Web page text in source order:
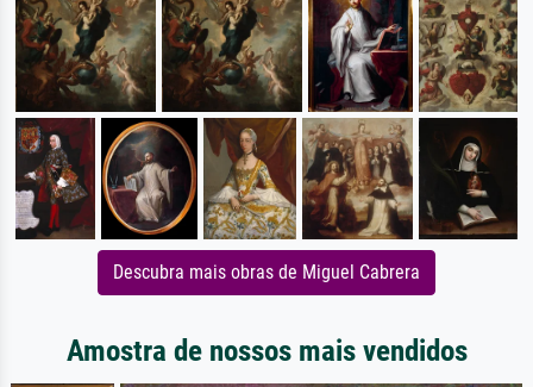
Descubra mais obras de Miguel Cabrera
Amostra de nossos mais vendidos